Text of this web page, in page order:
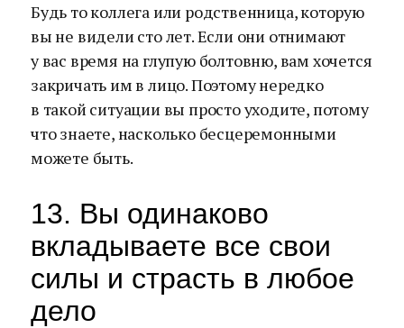
Будь то коллега или родственница, которую
вы не видели сто лет. Если они отнимают
у вас время на глупую болтовню, вам хочется
закричать им в лицо. Поэтому нередко
в такой ситуации вы просто уходите, потому
что знаете, насколько бесцеремонными
можете быть.
13. Вы одинаково
вкладываете все свои
силы и страсть в любое
дело